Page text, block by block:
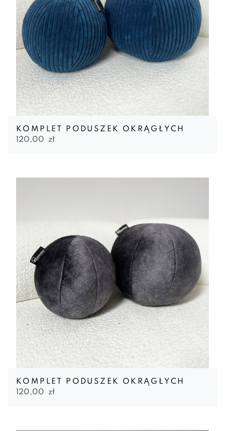
KOMPLET PODUSZEK OKRĄGŁYCH
120,00 zł
KOMPLET PODUSZEK OKRĄGŁYCH
120,00 zł